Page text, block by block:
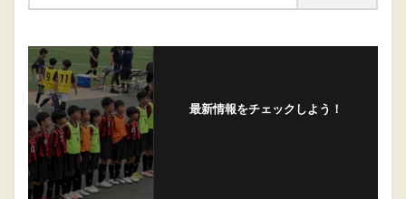
最新情報をチェックしよう！